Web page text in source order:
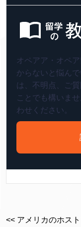
オペアア・オペ
からないと悩ん
は、不明点、ご
ことでも構いま
わせください。
<< アメリカのホス